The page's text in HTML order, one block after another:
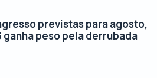
previstas para agosto,
ganha peso pela derrubada